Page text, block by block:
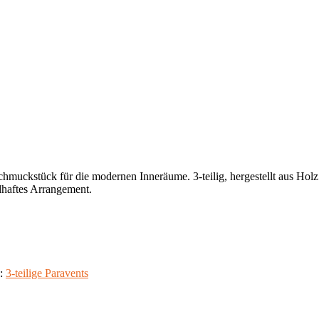
für die modernen Inneräume. 3-teilig, hergestellt aus
Arrangement.
3-teilige Paravents